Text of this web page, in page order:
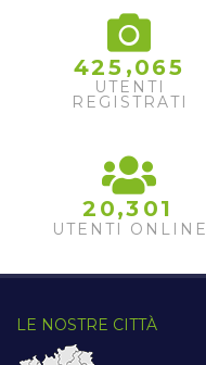
425 ,065
UTENTI
REGISTRATI
2 0,3 01
UTENTI ONLINE
LE NOSTRE CITTÀ